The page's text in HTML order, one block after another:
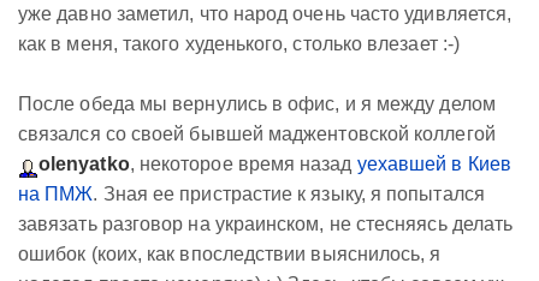
уже давно заметил, что народ очень часто удивляется,
как в меня, такого худенького, столько влезает :-)
После обеда мы вернулись в офис, и я между делом
связался со своей бывшей маджентовской коллегой
olenyatko, некоторое время назад уехавшей в Киев
на ПМЖ. Зная ее пристрастие к языку, я попытался
завязать разговор на украинском, не стесняясь делать
ошибок (коих, как впоследствии выяснилось, я